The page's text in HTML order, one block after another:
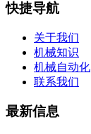
快捷导航
关于我们
机械知识
机械自动化
联系我们
最新信息